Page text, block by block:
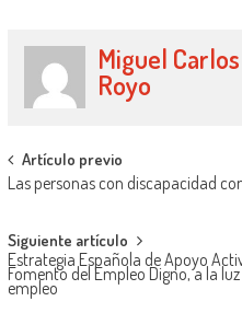
Miguel
Royo
Artículo previo
Las personas con discapacidad
Siguiente artículo
Estrategia Española de Apoyo
Fomento del Empleo Digno, a la
empleo